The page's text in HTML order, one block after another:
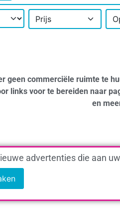
Prijs
geen commerciële ruimte te
links voor te bereiden naar
en
advertenties die aan